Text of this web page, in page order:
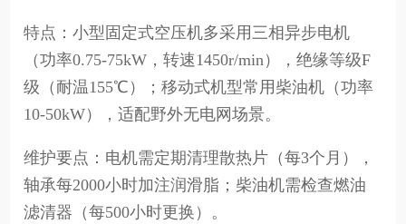
特点：小型固定式空压机多采用三相异步电机
（功率0.75-75kW，转速1450r/min），绝缘等级F
级（耐温155℃）；移动式机型常用柴油机（功率
10-50kW），适配野外无电网场景。
维护要点：电机需定期清理散热片（每3个月），
轴承每2000小时加注润滑脂；柴油机需检查燃油
滤清器（每500小时更换）。